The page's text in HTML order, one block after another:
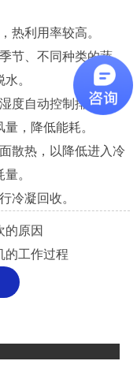
热利用率较高。
节、不同种类的蔬
。
度自动控制排湿量，
，降低能耗。
散热，以降低进入冷
。
冷凝回收。
的原因
的工作过程